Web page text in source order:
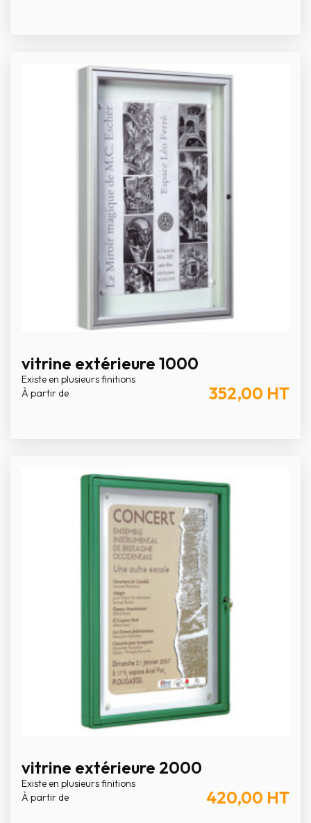
vitrine extérieure 1000
Existe en plusieurs finitions
À partir de
352,00 HT
vitrine extérieure 2000
Existe en plusieurs finitions
À partir de
420,00 HT